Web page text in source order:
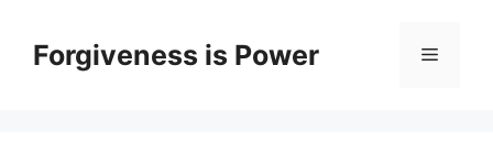
contentForgiveness is Power Menu